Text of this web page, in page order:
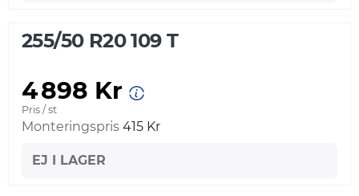
255/50 R20 109 T
4 898 Kr
Pris / st
Monteringspris 415 Kr
EJ I LAGER